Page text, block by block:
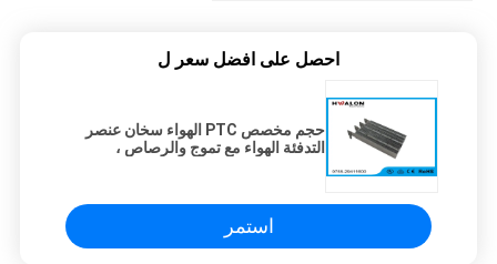
احصل على افضل سعر ل
حجم مخصص PTC الهواء سخان عنصر
التدفئة الهواء مع تموج والرصاص ،
استمر